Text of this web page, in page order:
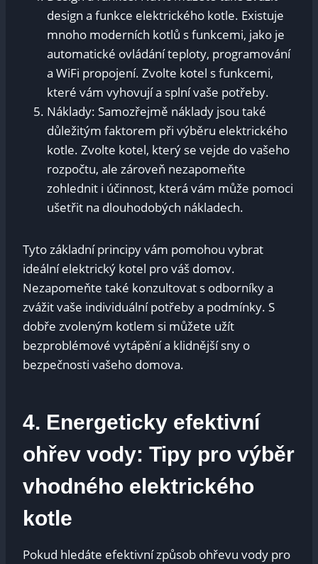
design a funkce elektrického kotle. Existuje
mnoho moderních kotlů s funkcemi, jako je
automatické ovládání teploty, programování
a WiFi propojení. Zvolte kotel s funkcemi,
které vám vyhovují a splní vaše potřeby.
Náklady: Samozřejmě náklady jsou také
důležitým faktorem při výběru elektrického
kotle. Zvolte kotel, který se vejde do vašeho
rozpočtu, ale zároveň nezapomeňte
zohlednit i účinnost, která vám může pomoci
ušetřit na dlouhodobých nákladech.
Tyto základní principy vám pomohou vybrat
ideální elektrický kotel pro váš domov.
Nezapomeňte také konzultovat s odborníky a
zvážit vaše individuální potřeby a podmínky. S
dobře zvoleným kotlem si můžete užít
bezproblémové vytápění a klidnější sny o
bezpečnosti vašeho domova.
4. Energeticky efektivní
ohřev vody: Tipy pro výběr
vhodného elektrického
kotle
Pokud hledáte efektivní způsob ohřevu vody pro